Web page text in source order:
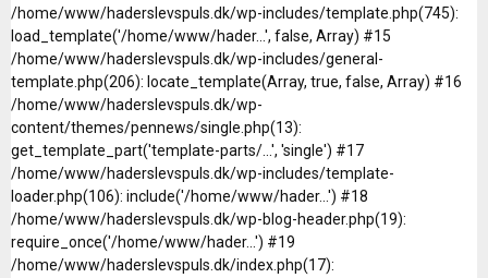
/home/www/haderslevspuls.dk/wp-includes/template.php(745):
load_template('/home/www/hader...', false, Array) #15
/home/www/haderslevspuls.dk/wp-includes/general-
template.php(206): locate_template(Array, true, false, Array) #16
/home/www/haderslevspuls.dk/wp-
content/themes/pennews/single.php(13):
get_template_part('template-parts/...', 'single') #17
/home/www/haderslevspuls.dk/wp-includes/template-
loader.php(106): include('/home/www/hader...') #18
/home/www/haderslevspuls.dk/wp-blog-header.php(19):
require_once('/home/www/hader...') #19
/home/www/haderslevspuls.dk/index.php(17):